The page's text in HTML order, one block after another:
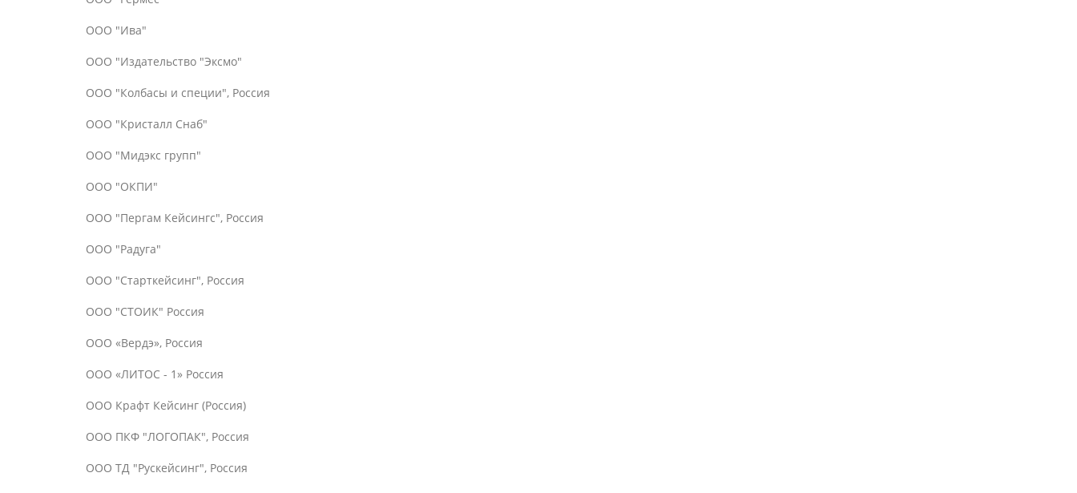
ООО "Ива"
ООО "Издательство "Эксмо"
ООО "Колбасы и специи", Россия
ООО "Кристалл Снаб"
ООО "Мидэкс групп"
ООО "ОКПИ"
ООО "Пергам Кейсингс", Россия
ООО "Радуга"
ООО "Старткейсинг", Россия
ООО "СТОИК" Россия
ООО «Вердэ», Россия
ООО «ЛИТОС - 1» Россия
ООО Крафт Кейсинг (Россия)
ООО ПКФ "ЛОГОПАК", Россия
ООО ТД "Рускейсинг", Россия